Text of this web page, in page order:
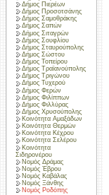
Δήμος Πιερέων
Δήμος Προσοτσάνης
Δήμος Σαμοθράκης
Δήμος Σαπών
Δήμος Σιταγρών
Δήμος Σουφλίου
Δήμος Σταυρούπολης
Δήμος Σώστου
Δήμος Τοπείρου
Δήμος Τραϊανούπολης
Δήμος Τριγώνου
Δήμος Τυχερού
Δήμος Φερών
Δήμος Φιλίππων
Δήμος Φιλλύρας
Δήμος Χρυσούπολης
Κοινότητα Αμαξάδων
Κοινότητα Θερμών
Κοινότητα Κέχρου
Κοινότητα Σελέρου
Κοινότητα
Σιδηρονέρου
Νομός Δράμας
Νομός Έβρου
Νομός Καβάλας
Νομός Ξάνθης
Νομός Ροδόπης